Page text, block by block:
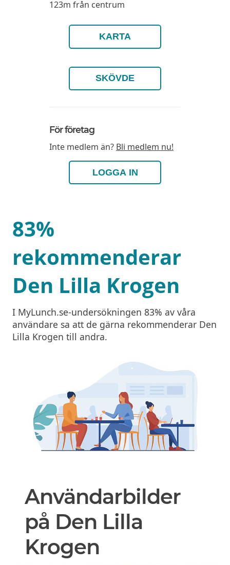
123m från centrum
KARTA
SKÖVDE
För företag
Inte medlem än? Bli medlem nu!
LOGGA IN
83%
rekommenderar
Den Lilla Krogen
I MyLunch.se-undersökningen 83% av våra
användare sa att de gärna rekommenderar Den
Lilla Krogen till andra.
Användarbilder
på Den Lilla
Krogen